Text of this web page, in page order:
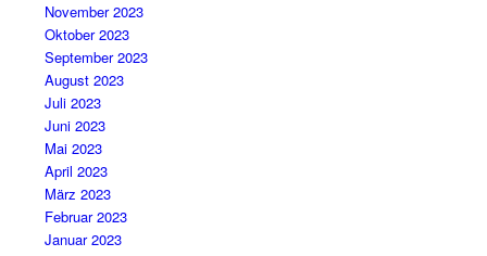
November 2023
Oktober 2023
September 2023
August 2023
Juli 2023
Juni 2023
Mai 2023
April 2023
März 2023
Februar 2023
Januar 2023